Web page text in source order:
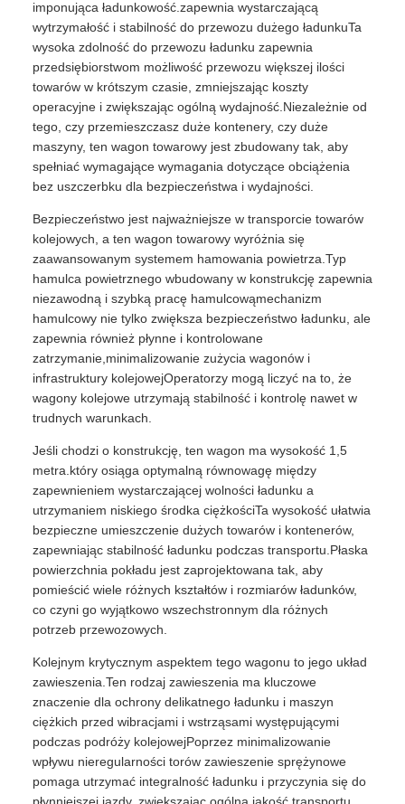
imponująca ładunkowość.zapewnia wystarczającą
wytrzymałość i stabilność do przewozu dużego ładunkuTa
wysoka zdolność do przewozu ładunku zapewnia
przedsiębiorstwom możliwość przewozu większej ilości
towarów w krótszym czasie, zmniejszając koszty
operacyjne i zwiększając ogólną wydajność.Niezależnie od
tego, czy przemieszczasz duże kontenery, czy duże
maszyny, ten wagon towarowy jest zbudowany tak, aby
spełniać wymagające wymagania dotyczące obciążenia
bez uszczerbku dla bezpieczeństwa i wydajności.
Bezpieczeństwo jest najważniejsze w transporcie towarów
kolejowych, a ten wagon towarowy wyróżnia się
zaawansowanym systemem hamowania powietrza.Typ
hamulca powietrznego wbudowany w konstrukcję zapewnia
niezawodną i szybką pracę hamulcowąmechanizm
hamulcowy nie tylko zwiększa bezpieczeństwo ładunku, ale
zapewnia również płynne i kontrolowane
zatrzymanie,minimalizowanie zużycia wagonów i
infrastruktury kolejowejOperatorzy mogą liczyć na to, że
wagony kolejowe utrzymają stabilność i kontrolę nawet w
trudnych warunkach.
Jeśli chodzi o konstrukcję, ten wagon ma wysokość 1,5
metra.który osiąga optymalną równowagę między
zapewnieniem wystarczającej wolności ładunku a
utrzymaniem niskiego środka ciężkościTa wysokość ułatwia
bezpieczne umieszczenie dużych towarów i kontenerów,
zapewniając stabilność ładunku podczas transportu.Płaska
powierzchnia pokładu jest zaprojektowana tak, aby
pomieścić wiele różnych kształtów i rozmiarów ładunków,
co czyni go wyjątkowo wszechstronnym dla różnych
potrzeb przewozowych.
Kolejnym krytycznym aspektem tego wagonu to jego układ
zawieszenia.Ten rodzaj zawieszenia ma kluczowe
znaczenie dla ochrony delikatnego ładunku i maszyn
ciężkich przed wibracjami i wstrząsami występującymi
podczas podróży kolejowejPoprzez minimalizowanie
wpływu nieregularności torów zawieszenie sprężynowe
pomaga utrzymać integralność ładunku i przyczynia się do